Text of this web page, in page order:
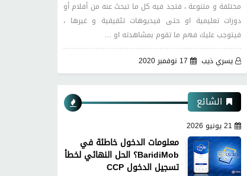
مختلفة و متنوعة ، فتجد فيه كل ما تبحث عنه من أفلام أو
دورات تعليمية او حتى فيديوهات تثقيفية و غيرها ،
فيتوجب عليك فهم ما تقوم بمشاهدته او …
يسري ذيب
17 نوفمبر 2020
الشائع
21 يونيو 2026
معلومات الدخول خاطئة في
BaridiMob؟ الحل النهائي لخطأ
تسجيل الدخول CCP